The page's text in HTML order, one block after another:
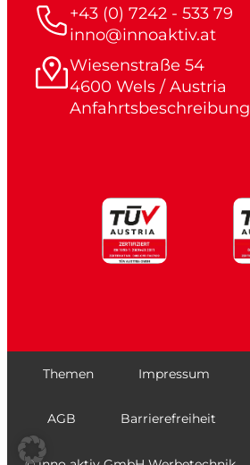
+43 (0) 7242 - 533 79
inno@innoaktiv.at
Wiesenstraße 54
4600 Wels / Austria
Anfahrtsbeschreibung
Themen Impressum
AGB Barrierefreiheit